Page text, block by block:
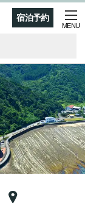
宿泊予約
MENU